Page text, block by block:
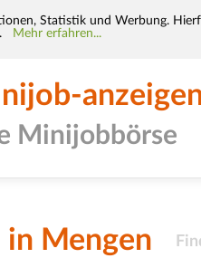
Statistik und Werbung.
Mehr erfahren...
Minijobbörse
Mengen